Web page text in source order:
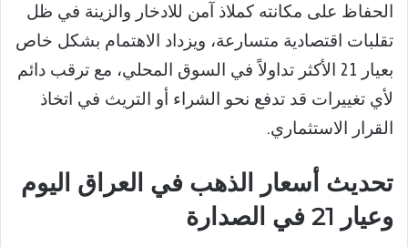
الحفاظ على مكانته كملاذ آمن للادخار والزينة في ظل
تقلبات اقتصادية متسارعة، ويزداد الاهتمام بشكل خاص
بعيار 21 الأكثر تداولاً في السوق المحلي، مع ترقب دائم
لأي تغييرات قد تدفع نحو الشراء أو التريث في اتخاذ
القرار الاستثماري.
تحديث أسعار الذهب في العراق اليوم
وعيار 21 في الصدارة